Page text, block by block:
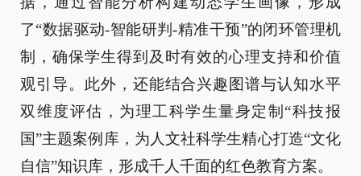
了“数据驱动-智能研判-精准干预”的闭环管理机
制，确保学生得到及时有效的心理支持和价值
观引导。此外，还能结合兴趣图谱与认知水平
双维度评估，为理工科学生量身定制“科技报
国”主题案例库，为人文社科学生精心打造“文化
自信”知识库，形成千人千面的红色教育方案。